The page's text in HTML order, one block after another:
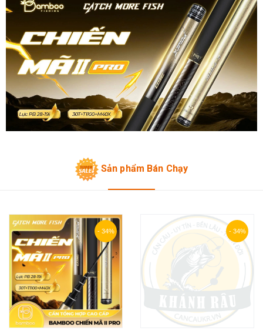
Sản phẩm Bán Chạy
- 34% - 34%